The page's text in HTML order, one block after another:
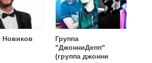
Новиков
Группа
"ДжонниДепп"
(группа джонни